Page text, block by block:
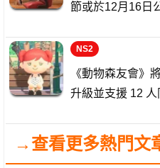
節或於12月16日
NS2
《動物森友會
升級並支援 12 人
→查看更多熱門文